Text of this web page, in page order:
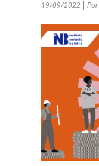
19/09/2022 Por